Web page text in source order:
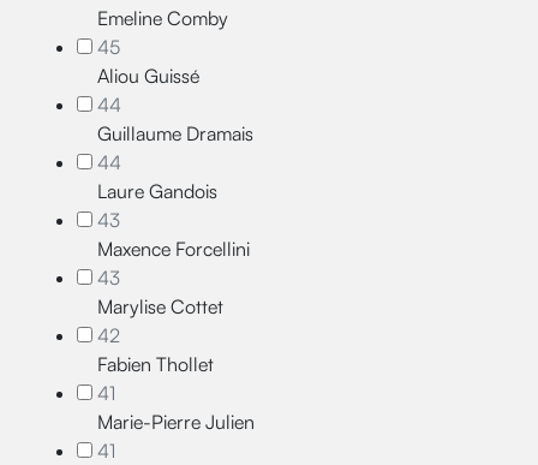
Emeline Comby
45
Aliou Guissé
44
Guillaume Dramais
44
Laure Gandois
43
Maxence Forcellini
43
Marylise Cottet
42
Fabien Thollet
41
Marie-Pierre Julien
41